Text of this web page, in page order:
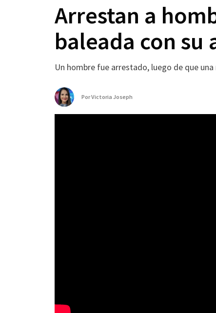
Arrestan a
baleada con
Un hombre fue arrestado, luego de que
PorVictoria Joseph